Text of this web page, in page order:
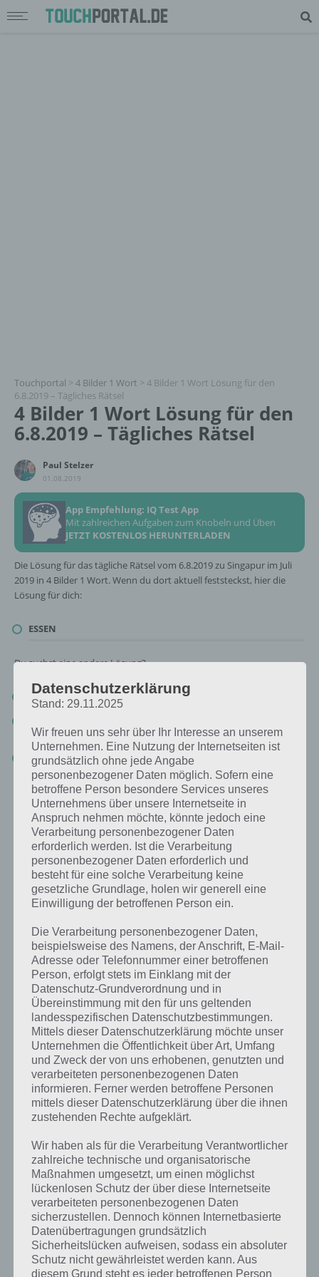
Touchportal > 4 Bilder 1 Wort > 4 Bilder 1 Wort Lösung für den
6.8.2019 – Tägliches Rätsel
4 Bilder 1 Wort Lösung für den
6.8.2019 – Tägliches Rätsel
Paul Stelzer
01.08.2019
App Empfehlung: IQ Test App
Mit zahlreichen Aufgaben zum Knobeln und Üben
JETZT KOSTENLOS HERUNTERLADEN
Die Lösung für das tägliche Rätsel vom 6.8.2019 zu Singapur im Juli
2019 in 4 Bilder 1 Wort. Wenn du dort aktuell feststeckst, hier die
Lösung für dich:
ESSEN
Du suchst eine andere Lösung?
Tägliches BONUS Rätsel:Zur Lösung vom 6.8.2019
6.8.2018, als Lösung gesucht war
Zur Übersicht:4 Bilder 1 Wort Lösungen zu Singapur im August
2019!
Kurze Begriffserklärung zur Lösung Essen
Essen ist die Lösung für das tägliche Rätsel am 6.8.2019 in 4 Bilder 1
Wort, doch welche Bedeutung hat dieses eigentlich und was gibt es
dazu zu wissen? Passt das Wort auch zu Singapur? Zu bestimmten
Lösungen präsentieren wir daher auch immer eine kurze
Begriffserklärung!
Datenschutzerklärung
Stand: 29.11.2025
Wir freuen uns sehr über Ihr Interesse an unserem
Unternehmen. Eine Nutzung der Internetseiten ist
grundsätzlich ohne jede Angabe
personenbezogener Daten möglich. Sofern eine
betroffene Person besondere Services unseres
Unternehmens über unsere Internetseite in
Anspruch nehmen möchte, könnte jedoch eine
Verarbeitung personenbezogener Daten
erforderlich werden. Ist die Verarbeitung
personenbezogener Daten erforderlich und
besteht für eine solche Verarbeitung keine
gesetzliche Grundlage, holen wir generell eine
Einwilligung der betroffenen Person ein.
Die Verarbeitung personenbezogener Daten,
beispielsweise des Namens, der Anschrift, E-Mail-
Adresse oder Telefonnummer einer betroffenen
Person, erfolgt stets im Einklang mit der
Datenschutz-Grundverordnung und in
Übereinstimmung mit den für uns geltenden
landesspezifischen Datenschutzbestimmungen.
Mittels dieser Datenschutzerklärung möchte unser
Unternehmen die Öffentlichkeit über Art, Umfang
und Zweck der von uns erhobenen, genutzten und
verarbeiteten personenbezogenen Daten
informieren. Ferner werden betroffene Personen
mittels dieser Datenschutzerklärung über die ihnen
zustehenden Rechte aufgeklärt.
Wir haben als für die Verarbeitung Verantwortlicher
zahlreiche technische und organisatorische
Maßnahmen umgesetzt, um einen möglichst
lückenlosen Schutz der über diese Internetseite
verarbeiteten personenbezogenen Daten
sicherzustellen. Dennoch können Internetbasierte
Datenübertragungen grundsätzlich
Sicherheitslücken aufweisen, sodass ein absoluter
Schutz nicht gewährleistet werden kann. Aus
diesem Grund steht es jeder betroffenen Person